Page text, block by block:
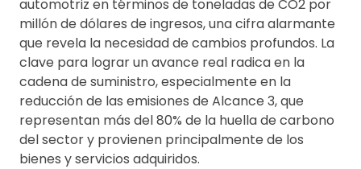
automotriz en términos de toneladas de CO2 por
millón de dólares de ingresos, una cifra alarmante
que revela la necesidad de cambios profundos. La
clave para lograr un avance real radica en la
cadena de suministro, especialmente en la
reducción de las emisiones de Alcance 3, que
representan más del 80% de la huella de carbono
del sector y provienen principalmente de los
bienes y servicios adquiridos.